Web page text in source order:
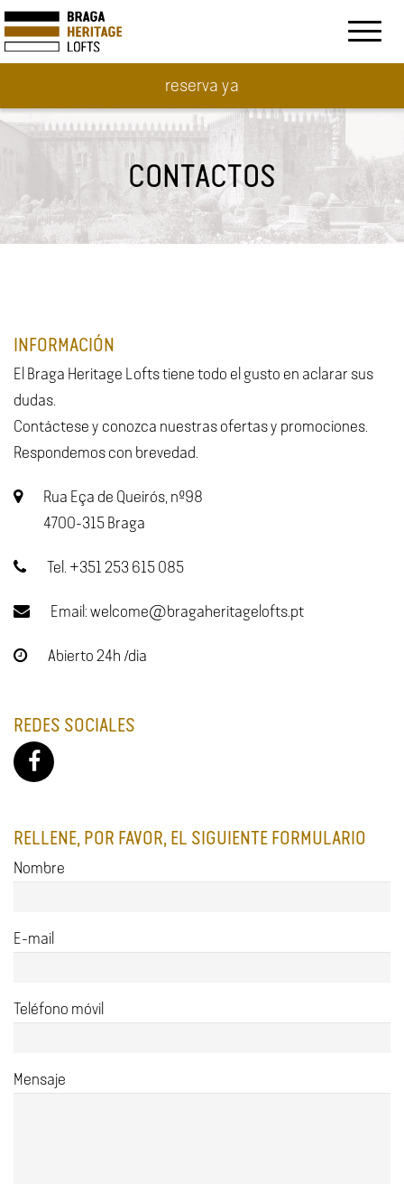
reserva ya
CONTACTOS
INFORMACIÓN
El Braga Heritage Lofts tiene todo el gusto en aclarar sus
dudas.
Contáctese y conozca nuestras ofertas y promociones.
Respondemos con brevedad.
Rua Eça de Queirós, nº98
4700-315 Braga
Tel. +351 253 615 085
Email: welcome@bragaheritagelofts.pt
Abierto 24h /dia
REDES SOCIALES
RELLENE, POR FAVOR, EL SIGUIENTE FORMULARIO
Nombre
E-mail
Teléfono móvil
Mensaje